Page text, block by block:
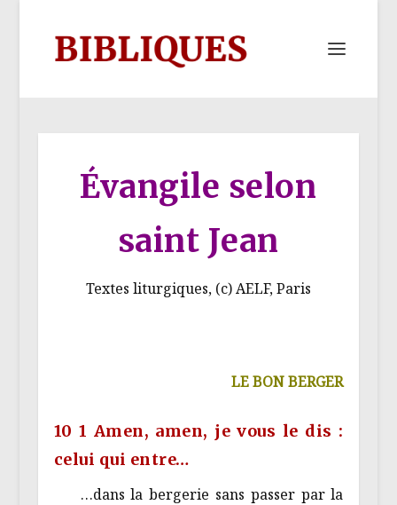
Évangile selon
saint Jean
Textes liturgiques, (c) AELF, Paris
LE BON BERGER
10 1 Amen, amen, je vous le dis :
celui qui entre…
…dans la bergerie sans passer par la